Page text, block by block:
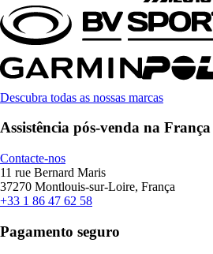
Descubra todas as nossas marcas
Assistência pós-venda na França
Contacte-nos
11 rue Bernard Maris
37270 Montlouis-sur-Loire, França
+33 1 86 47 62 58
Pagamento seguro